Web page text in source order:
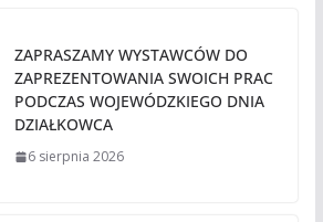
ZAPRASZAMY WYSTAWCÓW DO
ZAPREZENTOWANIA SWOICH PRAC
PODCZAS WOJEWÓDZKIEGO DNIA
DZIAŁKOWCA
6 sierpnia 2026